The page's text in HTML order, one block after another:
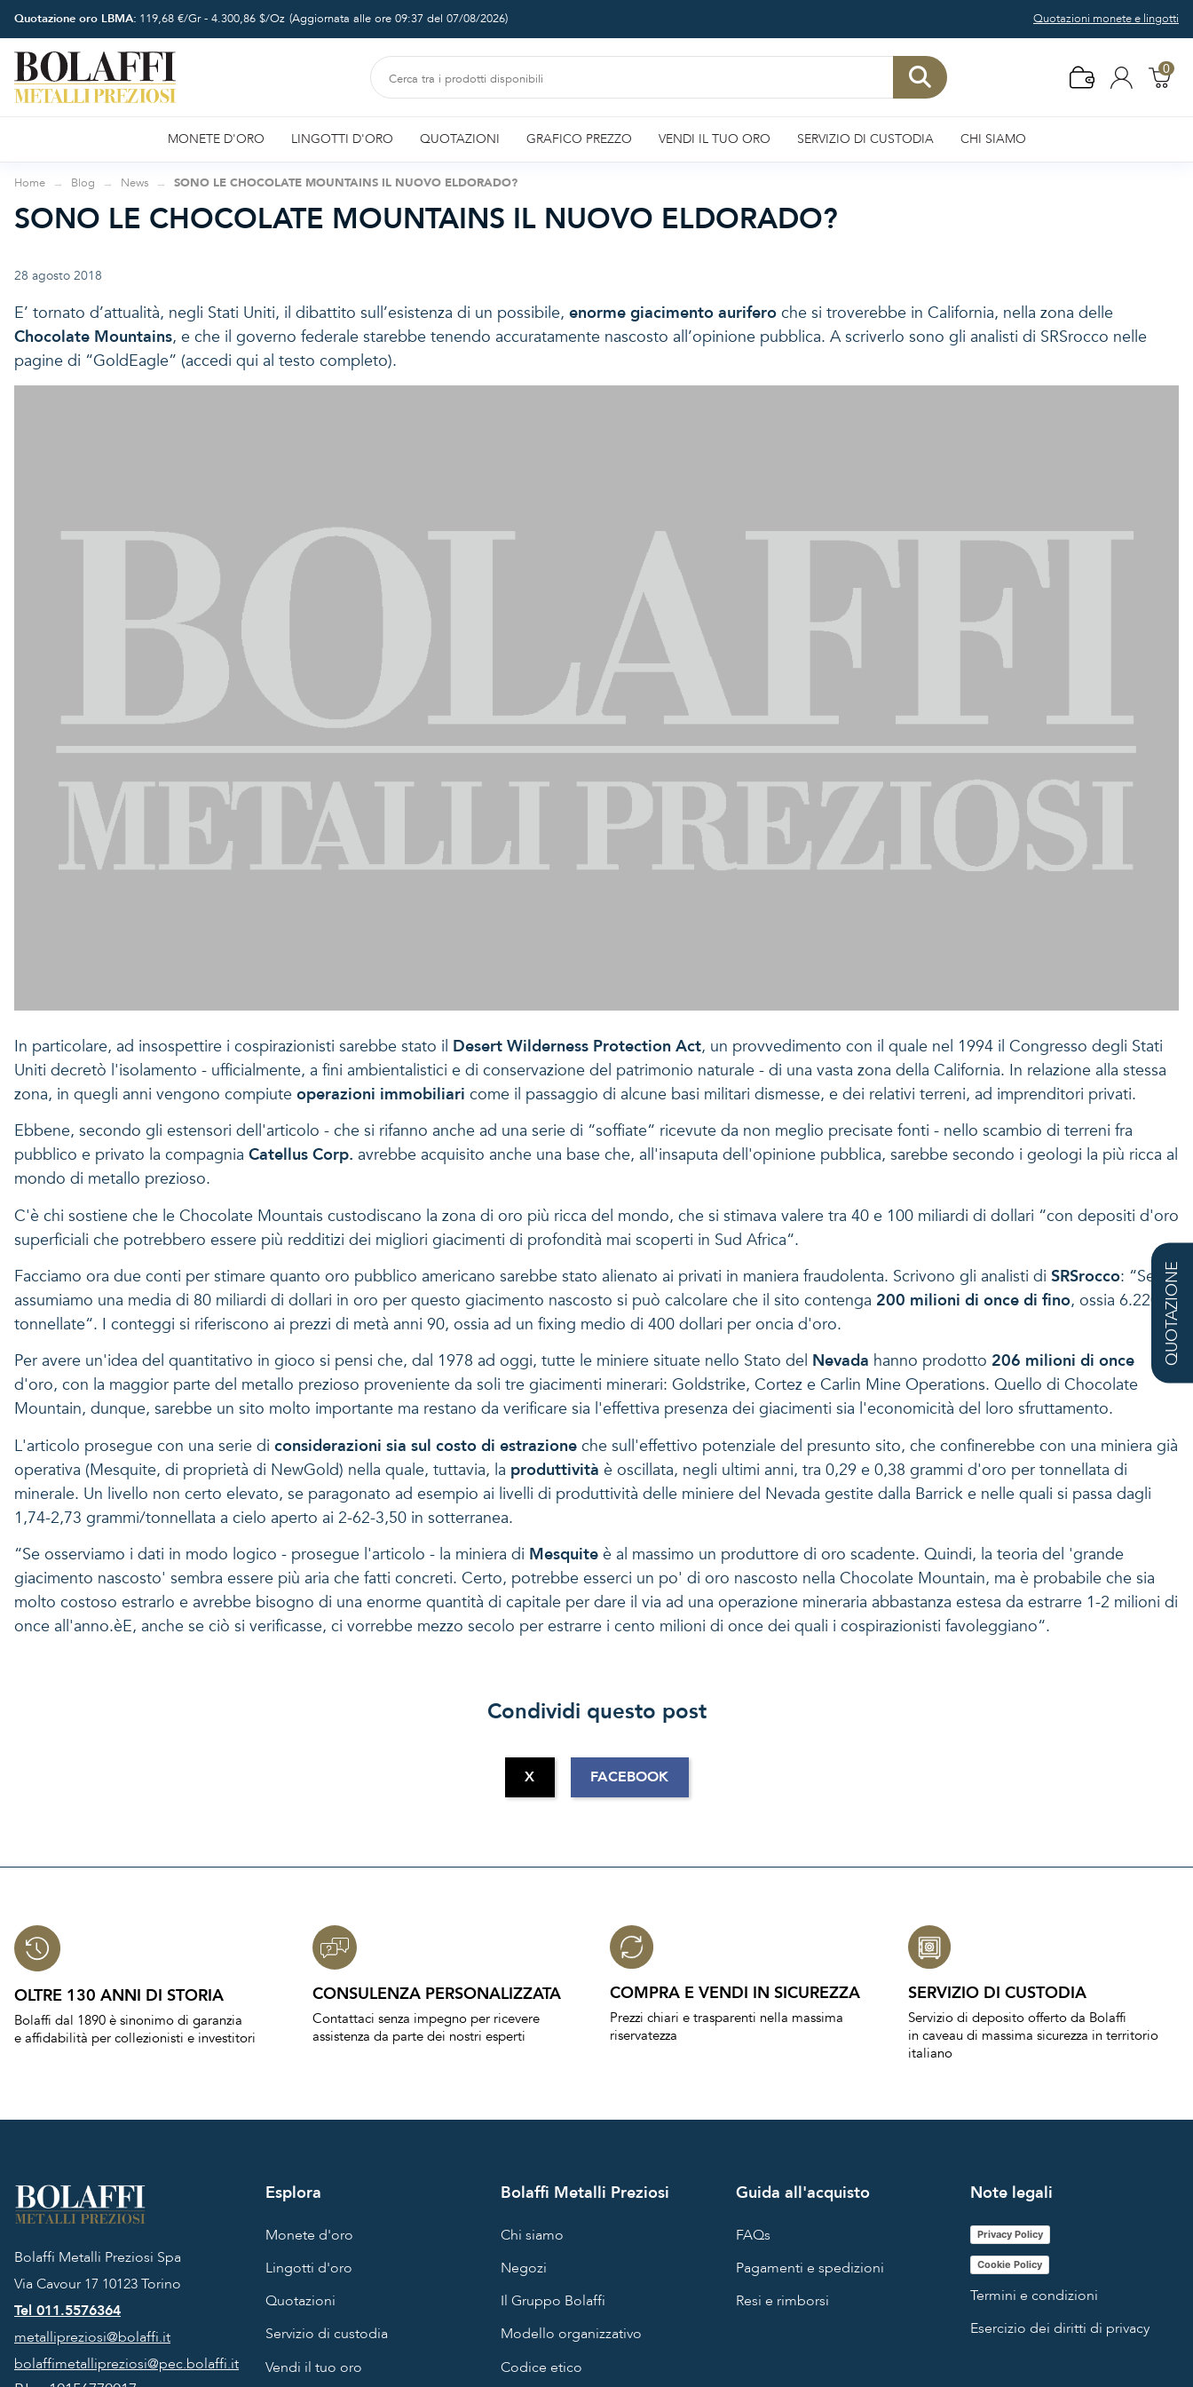
Quotazione oro LBMA: 119,68 €/Gr - 4.300,86 $/Oz (Aggiornata alle ore 09:37 del 07/08/2026) Quotazioni monete e lingotti
0
MONETE D'ORO LINGOTTI D'ORO QUOTAZIONI GRAFICO PREZZO VENDI IL TUO ORO SERVIZIO DI CUSTODIA CHI SIAMO
Home Blog News SONO LE CHOCOLATE MOUNTAINS IL NUOVO ELDORADO?
SONO LE CHOCOLATE MOUNTAINS IL NUOVO ELDORADO?
28 agosto 2018
E’ tornato d’attualità, negli Stati Uniti, il dibattito sull’esistenza di un possibile, enorme giacimento aurifero che si troverebbe in California, nella zona delle
Chocolate Mountains, e che il governo federale starebbe tenendo accuratamente nascosto all’opinione pubblica. A scriverlo sono gli analisti di SRSrocco nelle
pagine di “GoldEagle” (accedi qui al testo completo).
In particolare, ad insospettire i cospirazionisti sarebbe stato il Desert Wilderness Protection Act, un provvedimento con il quale nel 1994 il Congresso degli Stati
Uniti decretò l'isolamento - ufficialmente, a fini ambientalistici e di conservazione del patrimonio naturale - di una vasta zona della California. In relazione alla stessa
zona, in quegli anni vengono compiute operazioni immobiliari come il passaggio di alcune basi militari dismesse, e dei relativi terreni, ad imprenditori privati.
Ebbene, secondo gli estensori dell'articolo - che si rifanno anche ad una serie di “soffiate“ ricevute da non meglio precisate fonti - nello scambio di terreni fra
pubblico e privato la compagnia Catellus Corp. avrebbe acquisito anche una base che, all'insaputa dell'opinione pubblica, sarebbe secondo i geologi la più ricca al
mondo di metallo prezioso.
C'è chi sostiene che le Chocolate Mountais custodiscano la zona di oro più ricca del mondo, che si stimava valere tra 40 e 100 miliardi di dollari “con depositi d'oro
superficiali che potrebbero essere più redditizi dei migliori giacimenti di profondità mai scoperti in Sud Africa“.
Facciamo ora due conti per stimare quanto oro pubblico americano sarebbe stato alienato ai privati in maniera fraudolenta. Scrivono gli analisti di SRSrocco: “Se
assumiamo una media di 80 miliardi di dollari in oro per questo giacimento nascosto si può calcolare che il sito contenga 200 milioni di once di fino, ossia 6.220
tonnellate“. I conteggi si riferiscono ai prezzi di metà anni 90, ossia ad un fixing medio di 400 dollari per oncia d'oro.
Per avere un'idea del quantitativo in gioco si pensi che, dal 1978 ad oggi, tutte le miniere situate nello Stato del Nevada hanno prodotto 206 milioni di once
d'oro, con la maggior parte del metallo prezioso proveniente da soli tre giacimenti minerari: Goldstrike, Cortez e Carlin Mine Operations. Quello di Chocolate
Mountain, dunque, sarebbe un sito molto importante ma restano da verificare sia l'effettiva presenza dei giacimenti sia l'economicità del loro sfruttamento.
L'articolo prosegue con una serie di considerazioni sia sul costo di estrazione che sull'effettivo potenziale del presunto sito, che confinerebbe con una miniera già
operativa (Mesquite, di proprietà di NewGold) nella quale, tuttavia, la produttività è oscillata, negli ultimi anni, tra 0,29 e 0,38 grammi d'oro per tonnellata di
minerale. Un livello non certo elevato, se paragonato ad esempio ai livelli di produttività delle miniere del Nevada gestite dalla Barrick e nelle quali si passa dagli
1,74-2,73 grammi/tonnellata a cielo aperto ai 2-62-3,50 in sotterranea.
“Se osserviamo i dati in modo logico - prosegue l'articolo - la miniera di Mesquite è al massimo un produttore di oro scadente. Quindi, la teoria del 'grande
giacimento nascosto' sembra essere più aria che fatti concreti. Certo, potrebbe esserci un po' di oro nascosto nella Chocolate Mountain, ma è probabile che sia
molto costoso estrarlo e avrebbe bisogno di una enorme quantità di capitale per dare il via ad una operazione mineraria abbastanza estesa da estrarre 1-2 milioni di
once all'anno.èE, anche se ciò si verificasse, ci vorrebbe mezzo secolo per estrarre i cento milioni di once dei quali i cospirazionisti favoleggiano“.
Condividi questo post
X FACEBOOK
OLTRE 130 ANNI DI STORIA
Bolaffi dal 1890 è sinonimo di garanzia
e affidabilità per collezionisti e investitori
CONSULENZA PERSONALIZZATA
Contattaci senza impegno per ricevere
assistenza da parte dei nostri esperti
COMPRA E VENDI IN SICUREZZA
Prezzi chiari e trasparenti nella massima
riservatezza
SERVIZIO DI CUSTODIA
Servizio di deposito offerto da Bolaffi
in caveau di massima sicurezza in territorio
italiano
QUOTAZIONE
Bolaffi Metalli Preziosi Spa
Via Cavour 17 10123 Torino
Tel 011.5576364
metallipreziosi@bolaffi.it
bolaffimetallipreziosi@pec.bolaffi.it
Esplora
Monete d'oro
Lingotti d'oro
Quotazioni
Servizio di custodia
Vendi il tuo oro
Bolaffi Metalli Preziosi
Chi siamo
Negozi
Il Gruppo Bolaffi
Modello organizzativo
Codice etico
Guida all'acquisto
FAQs
Pagamenti e spedizioni
Resi e rimborsi
Note legali
Privacy Policy
Cookie Policy
Termini e condizioni
Esercizio dei diritti di privacy